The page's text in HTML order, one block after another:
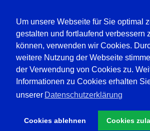
Um unsere Webseite für Sie optimal
gestalten und fortlaufend verbessern
können, verwenden wir Cookies.
weitere Nutzung der Webseite
der Verwendung von Cookies zu.
Informationen zu Cookies erhalten
unserer Datenschutzerklärung
Cookies ablehnen Cookies